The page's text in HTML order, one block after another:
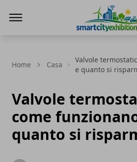
Home Casa
Valvole
e quanto si
Valvole
come
quanto si